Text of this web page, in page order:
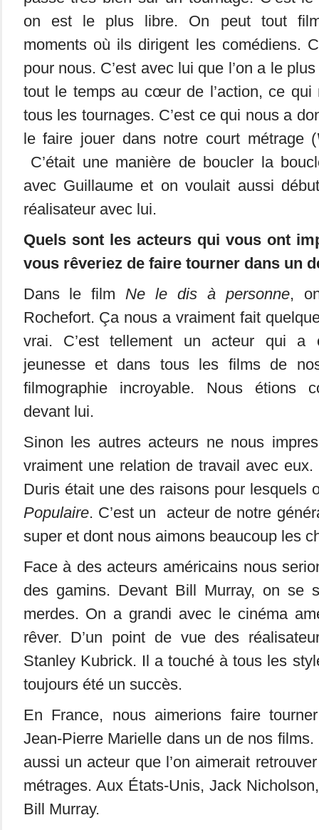
on est le plus libre. On peut tout
moments où ils dirigent les comédiens.
pour nous. C’est avec lui que l’on a le
tout le temps au cœur de l’action, ce qui
tous les tournages. C’est ce qui nous a
le faire jouer dans notre court métrage (
C’était une manière de boucler la
avec Guillaume et on voulait aussi
réalisateur avec lui.
Quels sont les acteurs qui vous ont
vous rêveriez de faire tourner dans un
Dans le filmNe le dis à personne,
Rochefort. Ça nous a vraiment fait
vrai. C’est tellement un acteur qui a
jeunesse et dans tous les films de
filmographie incroyable. Nous étions
devant lui.
Sinon les autres acteurs ne nous
vraiment une relation de travail avec eux.
Duris était une des raisons pour lesquels
Populaire. C’est un acteur de notre
super et dont nous aimons beaucoup les
Face à des acteurs américains nous
des gamins. Devant Bill Murray, on se
merdes. On a grandi avec le cinéma
rêver. D’un point de vue des
Stanley Kubrick. Il a touché à tous les
toujours été un succès.
En France, nous aimerions faire
Jean-Pierre Marielle dans un de nos
aussi un acteur que l’on aimerait
métrages. Aux États-Unis, Jack
Bill Murray.